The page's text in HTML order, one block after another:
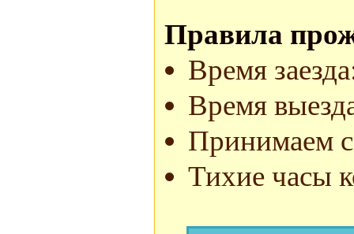
Правила
Время
Время
Принимаем
Тихие часы